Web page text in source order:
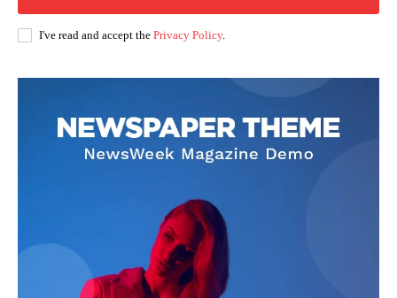
I've read and accept the Privacy Policy.